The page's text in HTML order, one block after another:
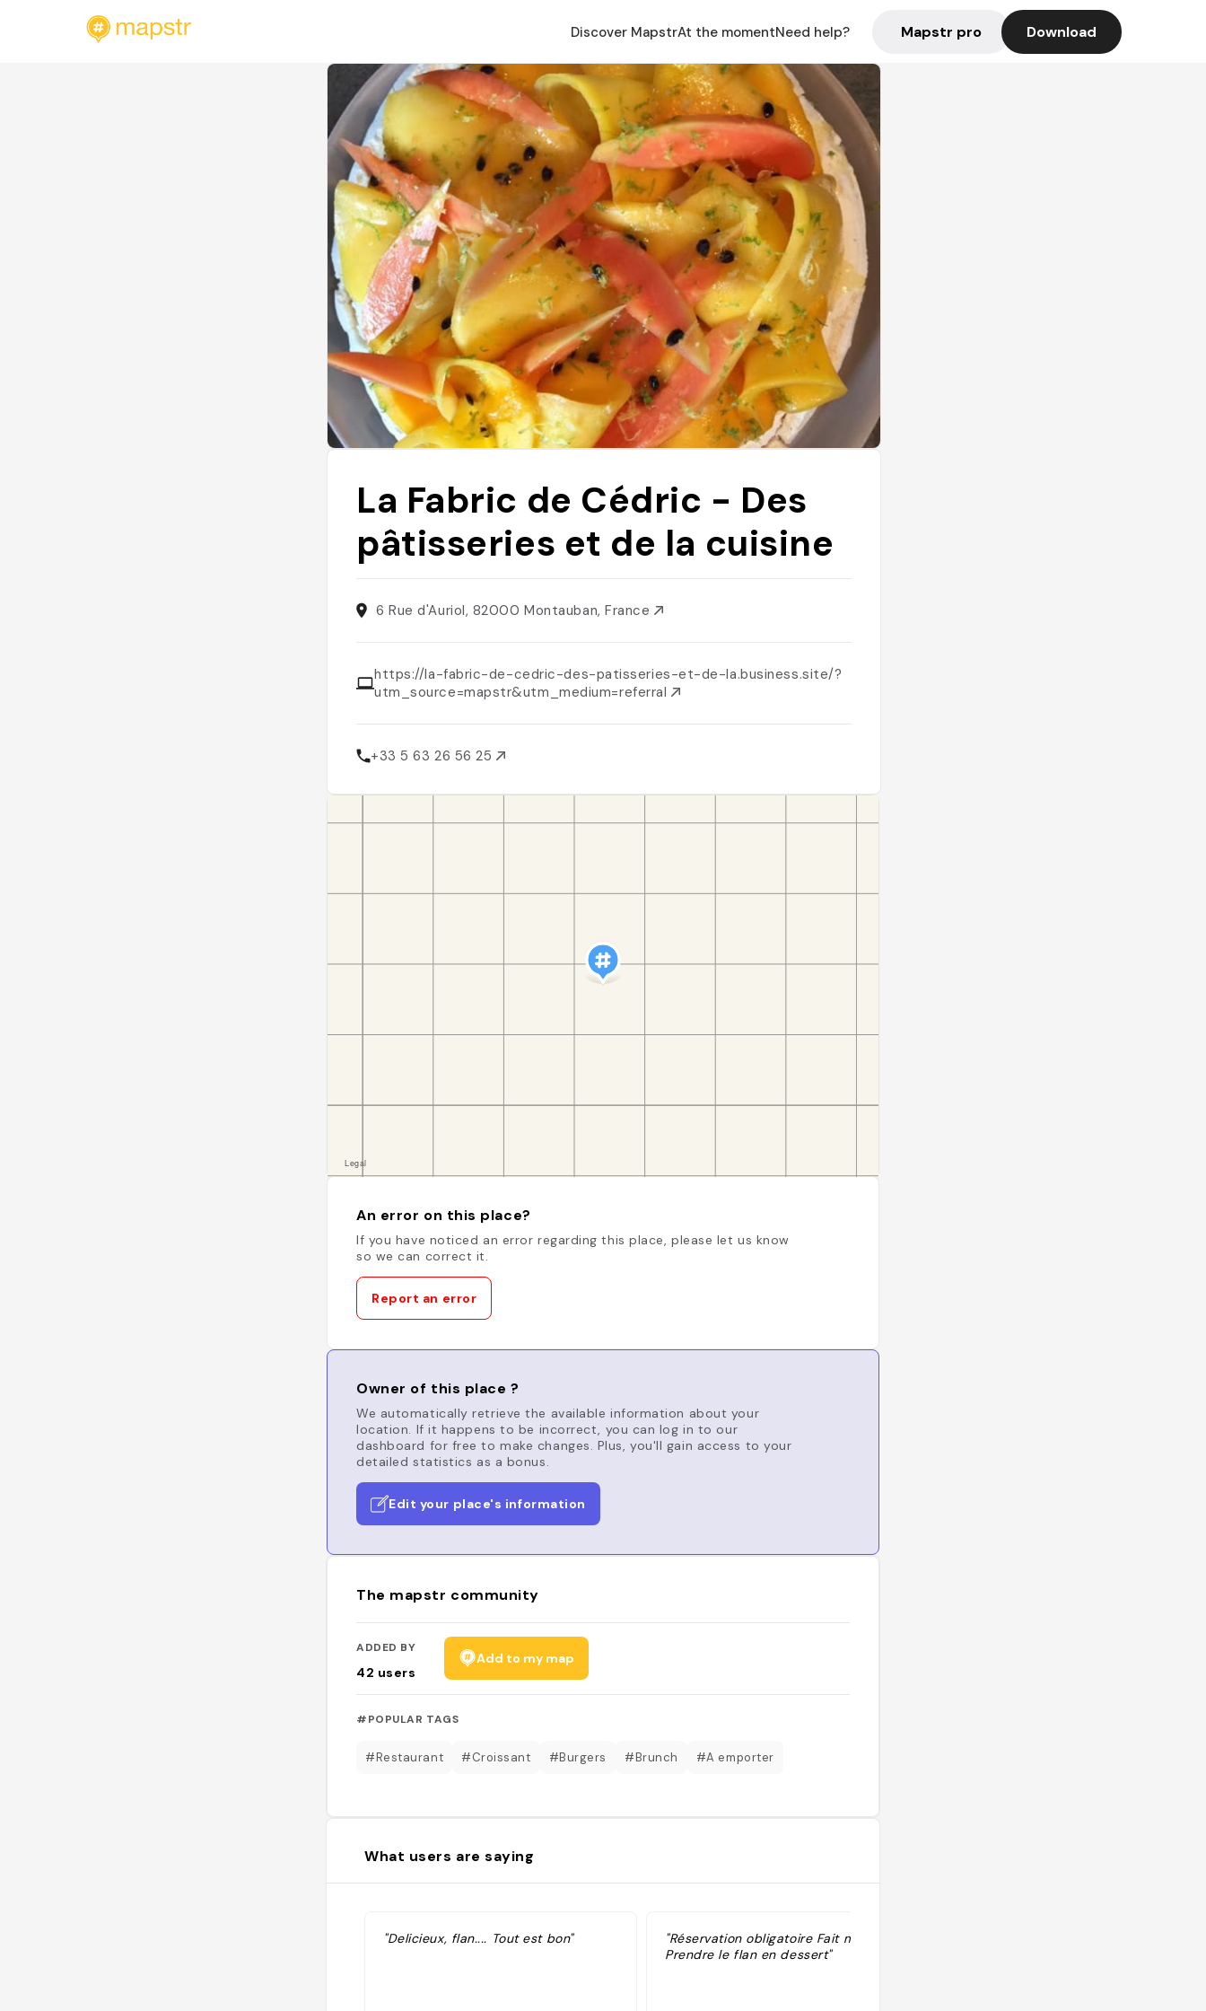
Discover MapstrAt the momentNeed help? Mapstr pro Download
La Fabric de Cédric - Des
pâtisseries et de la cuisine
6 Rue d'Auriol, 82000 Montauban, France
https://la-fabric-de-cedric-des-patisseries-et-de-la.business.site/?
utm_source=mapstr&utm_medium=referral
+33 5 63 26 56 25
An error on this place?
If you have noticed an error regarding this place, please let us know
so we can correct it.
Report an error
Owner of this place ?
We automatically retrieve the available information about your
location. If it happens to be incorrect, you can log in to our
dashboard for free to make changes. Plus, you'll gain access to your
detailed statistics as a bonus.
Edit your place's information
The mapstr community
ADDED BY
42 users
Add to my map
#POPULAR TAGS
#Restaurant #Croissant #Burgers #Brunch #A emporter
What users are saying
"Delicieux, flan.... Tout est bon"
"Réservation obligatoire Fait maison
Prendre le flan en dessert"